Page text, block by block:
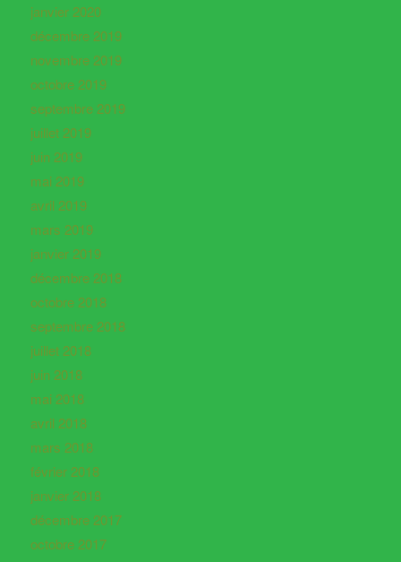
janvier 2020
décembre 2019
novembre 2019
octobre 2019
septembre 2019
juillet 2019
juin 2019
mai 2019
avril 2019
mars 2019
janvier 2019
décembre 2018
octobre 2018
septembre 2018
juillet 2018
juin 2018
mai 2018
avril 2018
mars 2018
février 2018
janvier 2018
décembre 2017
octobre 2017